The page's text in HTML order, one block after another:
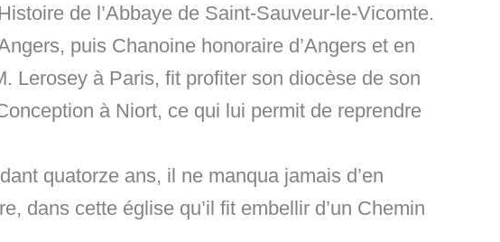
de l’Abbaye de Saint-Sauveur-le-Vicomte.
puis Chanoine honoraire d’Angers et en
Lerosey à Paris, fit profiter son diocèse de son
à Niort, ce qui lui permit de reprendre
quatorze ans, il ne manqua jamais d’en
dans cette église qu’il fit embellir d’un Chemin